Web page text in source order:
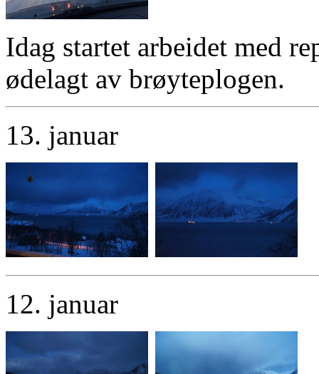
Idag startet arbeidet med
ødelagt av brøyteplogen.
13. januar
12. januar